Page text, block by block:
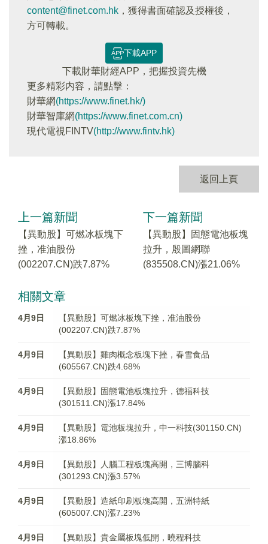
content@finet.com.hk ，獲得書面確認及授權後，
方可轉載。
下載APP
下載財華財經APP，把握投資先機
更多精彩内容，請點擊：
財華網(https://www.finet.hk/)
財華智庫網(https://www.finet.com.cn)
現代電視FINTV(http://www.fintv.hk)
返回上頁
上一篇新聞
【異動股】可燃冰板塊下
挫，准油股份
(002207.CN)跌7.87%
下一篇新聞
【異動股】固態電池板塊
拉升，殷圖網聯
(835508.CN)漲21.06%
相關文章
4月9日
【異動股】可燃冰板塊下挫，准油股份
(002207.CN)跌7.87%
4月9日
【異動股】雞肉概念板塊下挫，春雪食品
(605567.CN)跌4.68%
4月9日
【異動股】固態電池板塊拉升，德福科技
(301511.CN)漲17.84%
4月9日
【異動股】電池板塊拉升，中一科技(301150.CN)
漲18.86%
4月9日
【異動股】人腦工程板塊高開，三博腦科
(301293.CN)漲3.57%
4月9日
【異動股】造紙印刷板塊高開，五洲特紙
(605007.CN)漲7.23%
4月9日
【異動股】貴金屬板塊低開，曉程科技